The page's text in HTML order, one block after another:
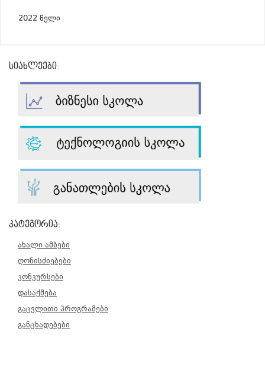
2022 წელი
სიახლეები:
კატეგორია:
ახალი ამბები
ღონისძიებები
კონკურსები
დასაქმება
გაცვლითი პროგრამები
განცხადებები